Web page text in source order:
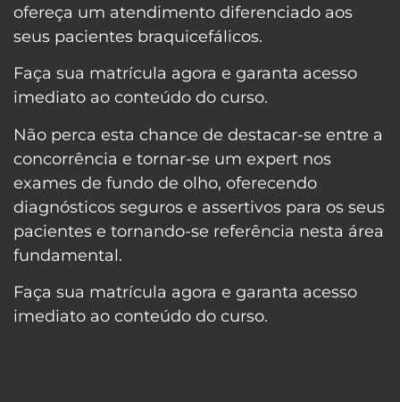
ofereça um atendimento diferenciado aos
seus pacientes braquicefálicos.
Faça sua matrícula agora e garanta acesso
imediato ao conteúdo do curso.
Não perca esta chance de destacar-se entre a
concorrência e tornar-se um expert nos
exames de fundo de olho, oferecendo
diagnósticos seguros e assertivos para os seus
pacientes e tornando-se referência nesta área
fundamental.
Faça sua matrícula agora e garanta acesso
imediato ao conteúdo do curso.